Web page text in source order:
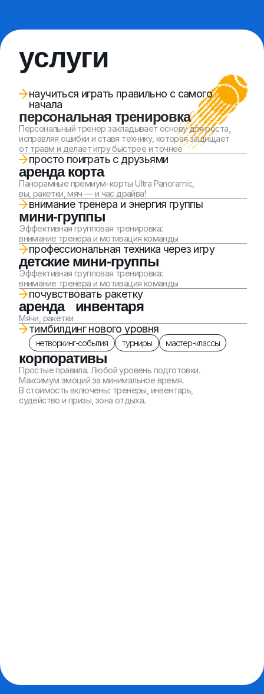
детские мини-группы
почувствовать ракетку
аренда инвентаря
нетворкинг-события турниры мастер-классы
корпоративы
Простые правила. Любой уровень подготовки.
Максимум эмоций за минимальное время.
В стоимость включены: тренеры, инвентарь,
судейство и призы, зона отдыха.